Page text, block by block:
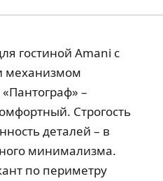
гостиной Amani с
механизмом
–
Строгость
деталей – в
минимализма.
по периметру